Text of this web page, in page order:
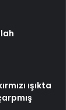
ışıkta